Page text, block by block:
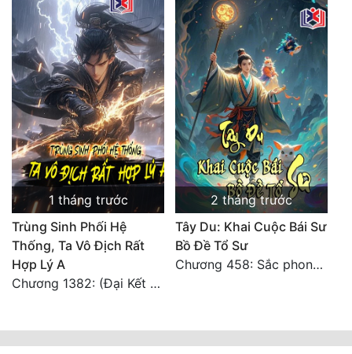
1 tháng trước
Trùng Sinh Phối Hệ
Thống, Ta Vô Địch Rất
Hợp Lý A
Chương 1382: (Đại Kết Cục)
2 tháng trước
Tây Du: Khai Cuộc Bái Sư
Bồ Đề Tổ Sư
Chương 458: Sắc phong, như gặp qua hướng (Đại Kết Cục)